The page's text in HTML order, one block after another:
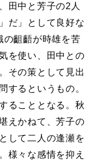
田中と芳子の2人
だ」として良好な
の齟齬が時雄を苦
を使い、田中との
その策として見出
するというもの。
ることとなる。秋
えかねて、芳子の
して二人の逢瀬を
様々な感情を抑え